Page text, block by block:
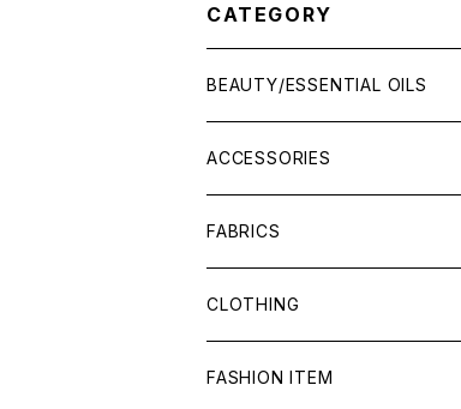
CATEGORY
BEAUTY/ESSENTIAL OILS
ACCESSORIES
FABRICS
CLOTHING
FASHION ITEM